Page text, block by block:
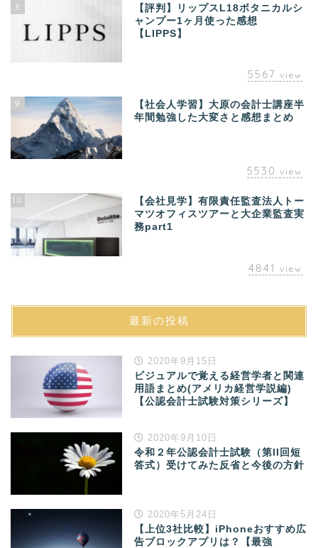
8
【評判】リップスL18ボタニカルシ
ャンプー1ヶ月使った感想
【LIPPS】
5567 view
9
【社会人学習】大原の会計士講座半
年間勉強した大変さと感想まとめ
5530 view
10
【会社見学】有限責任監査法人トー
マツオフィスツアーと大企業監査実
務part1
4841 view
最新の投稿
2020年9月15日
ビジュアルで覚える経営学者と関連
用語まとめ(アメリカ経営学説編)
【公認会計士試験対策シリーズ】
2020年9月10日
令和２年公認会計士試験（第II回短
答式）受けてみた反省と今後の方針
2020年5月24日
【上位3社比較】iPhoneおすすめ広
告ブロックアプリは？【最強